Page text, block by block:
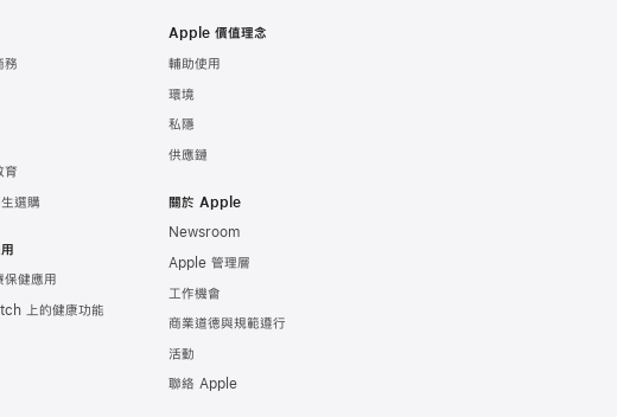
務
育
選購
健應用
上的健康功能
Apple 價值理念
輔助使用
環境
私隱
供應鏈
關於 Apple
Newsroom
Apple 管理層
工作機會
商業道德與規範遵行
活動
聯絡 Apple